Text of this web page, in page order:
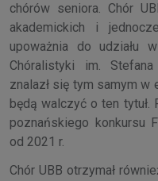
chórów seniora. Chór
akademickich i
upoważnia do udziału
Chóralistyki im.
znalazł się tym samym w
będą walczyć o ten tytuł.
poznańskiego konkursu
od 2021 r.
Chór UBB otrzymał